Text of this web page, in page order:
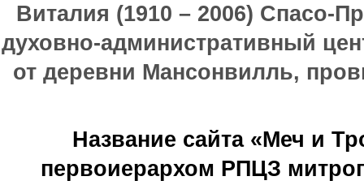
Виталия (1910 – 2006) Спасо-
духовно-административный
от деревни Мансонвилль,
Название сайта «Меч и
первоиерархом РПЦЗ